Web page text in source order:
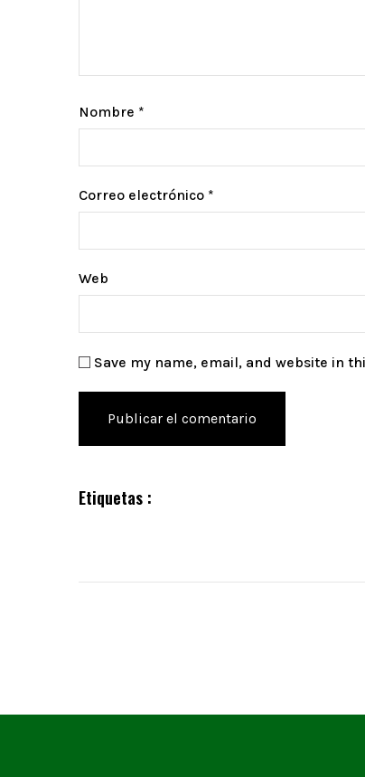
Nombre *
Correo electrónico *
Web
Save my name, email, and website in
Etiquetas :